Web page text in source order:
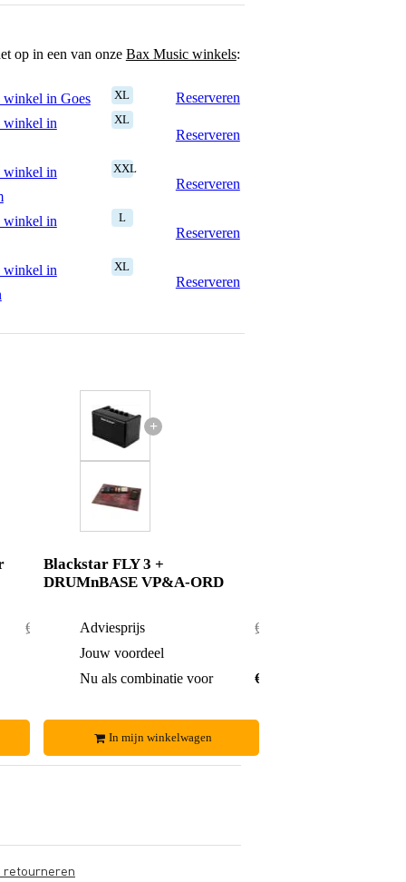
op in een van onze Bax Music winkels:
in Goes XL
Reserveren
winkel in
XL
Reserveren
winkel in
XXL
Reserveren
winkel in
L
Reserveren
winkel in
XL
Reserveren
€ 101,-
+
Blackstar FLY 3 +
DRUMnBASE VP&A-ORD
Adviesprijs
€ 109,-
Jouw voordeel
Nu als combinatie voor
€ 105,-
In mijn winkelwagen
retourneren